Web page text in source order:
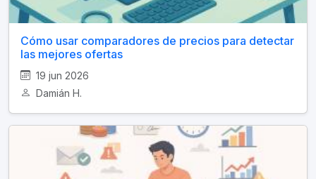
Cómo usar comparadores de precios para detectar
las mejores ofertas
19 jun 2026
Damián H.